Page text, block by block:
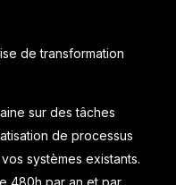
de transformation
sur des tâches
de processus
systèmes existants.
480h par an et par